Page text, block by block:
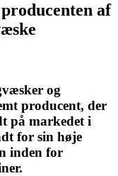
af
og
producent, der
på markedet i
for sin høje
inden for